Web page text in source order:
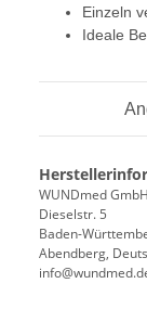
Einzeln
Ideale
WUNDmed
Dieselstr. 5
Baden-
Abendberg,